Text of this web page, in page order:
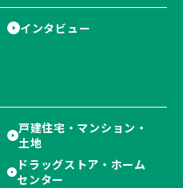
インタビュー
戸建住宅・マンション・
土地
ドラッグストア・ホーム
センター